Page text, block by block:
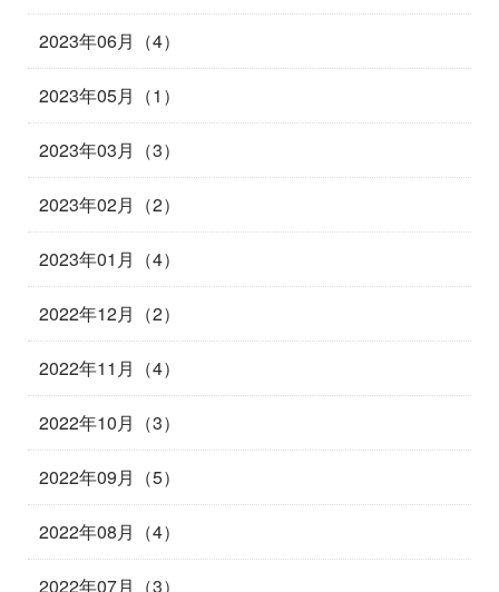
2023年06月（4）
2023年05月（1）
2023年03月（3）
2023年02月（2）
2023年01月（4）
2022年12月（2）
2022年11月（4）
2022年10月（3）
2022年09月（5）
2022年08月（4）
2022年07月（3）